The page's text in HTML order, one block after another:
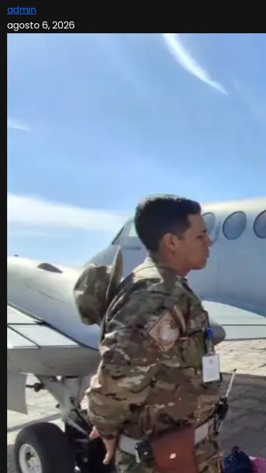
admin
agosto 6, 2026